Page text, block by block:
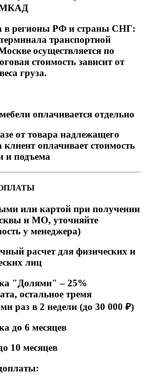
МКАД
в регионы РФ и страны СНГ:
транспортной
осуществляется по
стоимость зависит от
груза.
оплачивается отдельно
от товара надлежащего
клиент оплачивает стоимость
и подъема
или картой при получении
и МО, уточняйте
у менеджера)
расчет для физических и
лиц
"Долями" – 25%
остальное тремя
раз в 2 недели (до 30 000 ₽)
до 6 месяцев
10 месяцев